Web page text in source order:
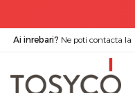
Ai inrebari? Ne poti contacta la